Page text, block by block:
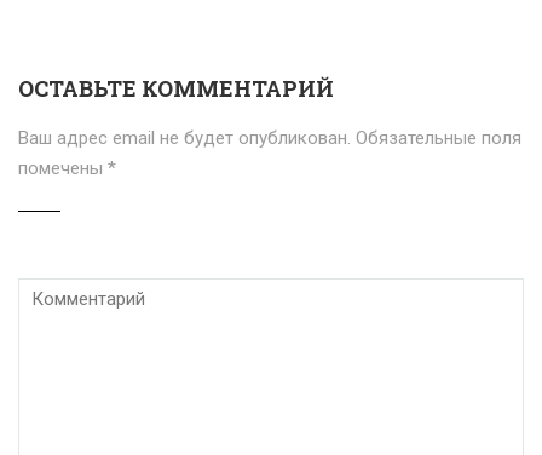
ОСТАВЬТЕ КОММЕНТАРИЙ
Ваш адрес email не будет опубликован. Обязательные поля
помечены *